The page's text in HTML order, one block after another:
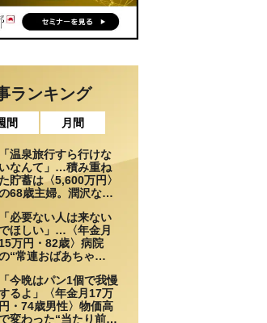
ランキング
間 月間
「温泉旅行すら行けな
いなんて」…積み重ね
た貯蓄は〈5,600万円〉
68歳主婦。潤沢な老
「馬鹿だった」肩を落
す理由
「必要ない人は来ない
ほしい」…〈年金月
15万円・82歳〉病院
“常連おばあちゃ
社員の本音。それでも
い続ける理由
「今晩はパン1個で我慢
るよ」〈年金月17万
円・74歳男性〉物価高
変わった“当たり前の